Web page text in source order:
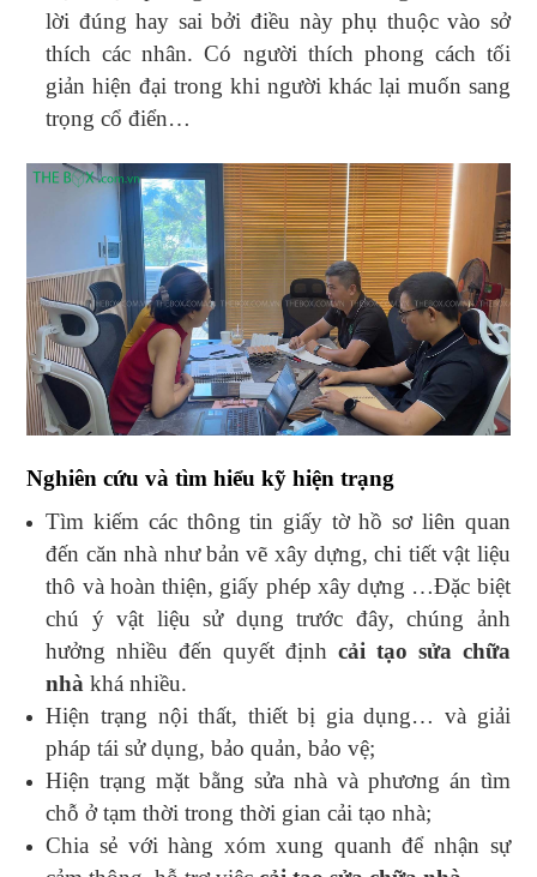
lời đúng hay sai bởi điều này phụ thuộc vào sở
thích các nhân. Có người thích phong cách tối
giản hiện đại trong khi người khác lại muốn sang
trọng cổ điển…
Nghiên cứu và tìm hiểu kỹ hiện trạng
Tìm kiếm các thông tin giấy tờ hồ sơ liên quan
đến căn nhà như bản vẽ xây dựng, chi tiết vật liệu
thô và hoàn thiện, giấy phép xây dựng …Đặc biệt
chú ý vật liệu sử dụng trước đây, chúng ảnh
hưởng nhiều đến quyết định cải tạo sửa chữa
nhàkhá nhiều.
Hiện trạng nội thất, thiết bị gia dụng… và giải
pháp tái sử dụng, bảo quản, bảo vệ;
Hiện trạng mặt bằng sửa nhà và phương án tìm
chỗ ở tạm thời trong thời gian cải tạo nhà;
Chia sẻ với hàng xóm xung quanh để nhận sự